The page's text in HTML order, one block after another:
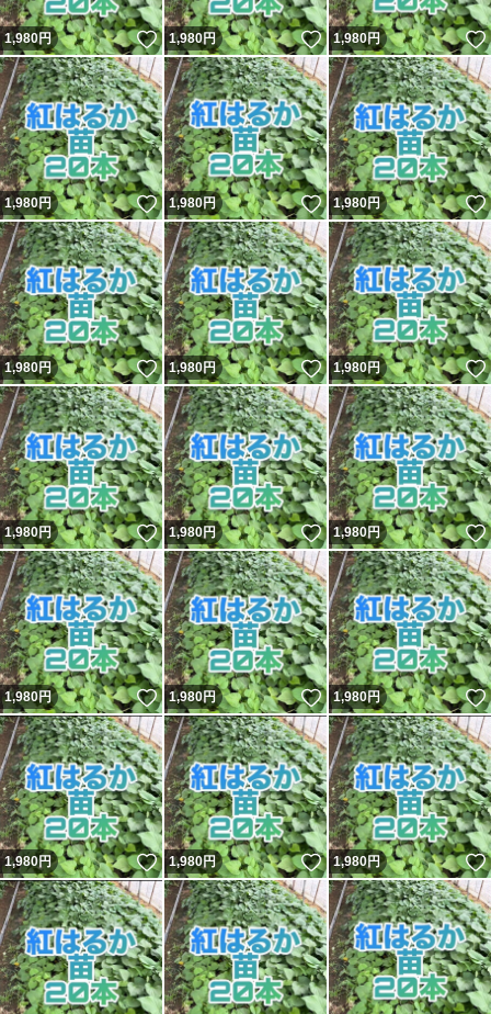
1,980円 いいね！
1,980円 いいね！
1,980円
1,980円 いいね！
1,980円 いいね！
1,980円
1,980円 いいね！
1,980円 いいね！
1,980円
1,980円 いいね！
1,980円 いいね！
1,980円
1,980円 いいね！
1,980円 いいね！
1,980円
1,980円 いいね！
1,980円 いいね！
1,980円